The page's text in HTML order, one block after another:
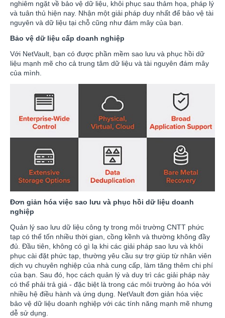
nghiêm ngặt về bảo vệ dữ liệu, khôi phục sau thảm họa, pháp lý
và tuân thủ hiện nay. Nhận một giải pháp duy nhất để bảo vệ tài
nguyên và dữ liệu tại chỗ cũng như đám mây của bạn.
Bảo vệ dữ liệu cấp doanh nghiệp
Với NetVault, bạn có được phần mềm sao lưu và phục hồi dữ
liệu mạnh mẽ cho cả trung tâm dữ liệu và tài nguyên đám mây
của mình.
Đơn giản hóa việc sao lưu và phục hồi dữ liệu doanh
nghiệp
Quản lý sao lưu dữ liệu công ty trong môi trường CNTT phức
tạp có thể tốn nhiều thời gian, cồng kềnh và thường không đầy
đủ. Đầu tiên, không có gì lạ khi các giải pháp sao lưu và khôi
phục cài đặt phức tạp, thường yêu cầu sự trợ giúp từ nhân viên
dịch vụ chuyên nghiệp của nhà cung cấp, làm tăng thêm chi phí
của bạn. Sau đó, học cách quản lý và duy trì các giải pháp này
có thể phải trả giá - đặc biệt là trong các môi trường ảo hóa với
nhiều hệ điều hành và ứng dụng. NetVault đơn giản hóa việc
bảo vệ dữ liệu doanh nghiệp với các tính năng mạnh mẽ nhưng
dễ sử dụng.